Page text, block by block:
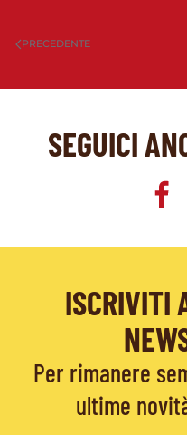
PRECEDENTE
SEGUICI
ISCRIVITI
Per rimanere
ultime